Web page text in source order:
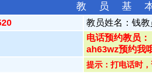
教 员 基
教员姓名： 钱教
电话预约教员
ah63wz预约我
提示：打电话时